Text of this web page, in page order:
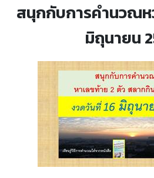
สนุกกับการคำนวณห
มิถุนายน